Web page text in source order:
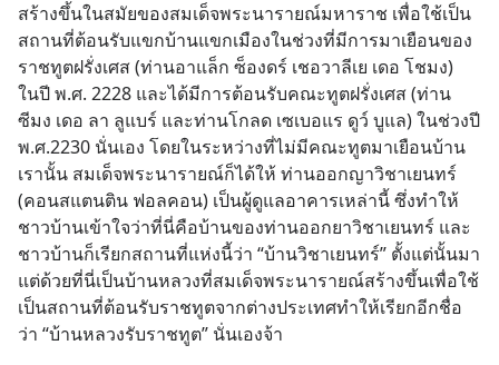
สร้างขึ้นในสมัยของสมเด็จพระนารายณ์มหาราช เพื่อใช้เป็น
สถานที่ต้อนรับแขกบ้านแขกเมืองในช่วงที่มีการมาเยือนของ
ราชทูตฝรั่งเศส (ท่านอาแล็ก ซ็องดร์ เชอวาลีเย เดอ โชมง)
ในปี พ.ศ. 2228 และได้มีการต้อนรับคณะทูตฝรั่งเศส (ท่าน
ซีมง เดอ ลา ลูแบร์ และท่านโกลด เซเบอแร ดูว์ บูแล) ในช่วงปี
พ.ศ.2230 นั่นเอง โดยในระหว่างที่ไม่มีคณะทูตมาเยือนบ้าน
เรานั้น สมเด็จพระนารายณ์ก็ได้ให้ ท่านออกญาวิชาเยนทร์
(คอนสแตนติน ฟอลคอน) เป็นผู้ดูแลอาคารเหล่านี้ ซึ่งทำให้
ชาวบ้านเข้าใจว่าที่นี่คือบ้านของท่านออกยาวิชาเยนทร์ และ
ชาวบ้านก็เรียกสถานที่แห่งนี้ว่า “บ้านวิชาเยนทร์” ตั้งแต่นั้นมา
แต่ด้วยที่นี่เป็นบ้านหลวงที่สมเด็จพระนารายณ์สร้างขึ้นเพื่อใช้
เป็นสถานที่ต้อนรับราชทูตจากต่างประเทศทำให้เรียกอีกชื่อ
ว่า “บ้านหลวงรับราชทูต” นั่นเองจ้า